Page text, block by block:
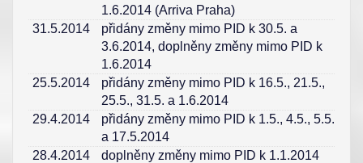
1.6.2014 (Arriva Praha)
31.5.2014
přidány změny mimo PID k 30.5. a
3.6.2014, doplněny změny mimo PID k
1.6.2014
25.5.2014
přidány změny mimo PID k 16.5., 21.5.,
25.5., 31.5. a 1.6.2014
29.4.2014
přidány změny mimo PID k 1.5., 4.5., 5.5.
a 17.5.2014
28.4.2014
doplněny změny mimo PID k 1.1.2014